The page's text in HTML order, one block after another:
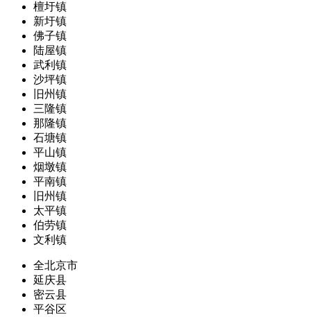
檀圩镇
新圩镇
佛子镇
陆屋镇
武利镇
沙坪镇
旧州镇
三隆镇
那隆镇
石塘镇
平山镇
烟墩镇
平南镇
旧州镇
太平镇
伯劳镇
文利镇
全北京市
延庆县
密云县
平谷区